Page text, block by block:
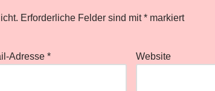
Erforderliche Felder sind mit* markiert
Adresse * Website